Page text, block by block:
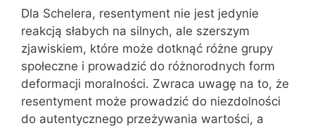
Dla Schelera, resentyment nie jest jedynie
reakcją słabych na silnych, ale szerszym
zjawiskiem, które może dotknąć różne grupy
społeczne i prowadzić do różnorodnych form
deformacji moralności. Zwraca uwagę na to, że
resentyment może prowadzić do niezdolności
do autentycznego przeżywania wartości, a